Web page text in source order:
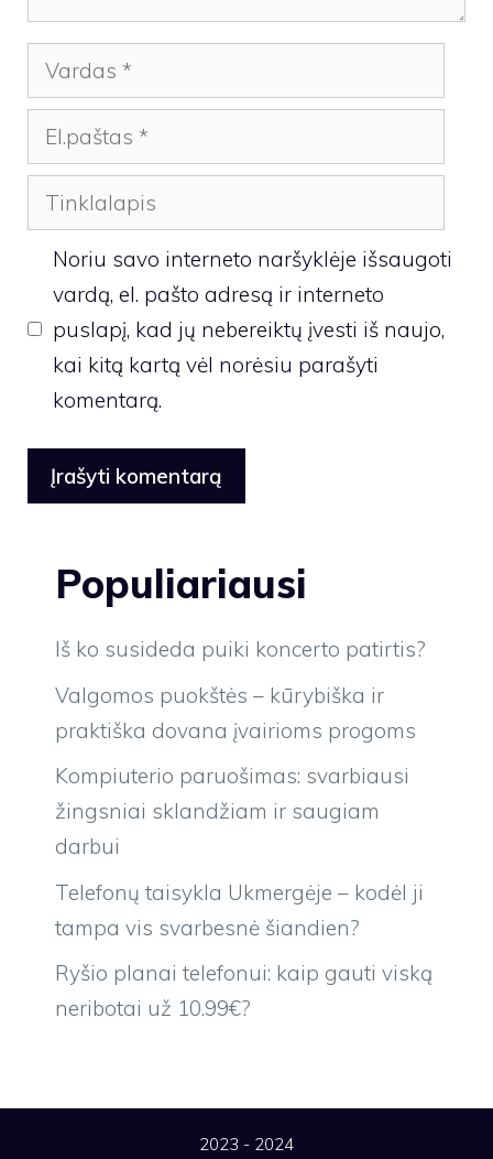
Vardas
El.paštas
Tinklalapis
Noriu savo interneto naršyklėje išsaugoti
vardą, el. pašto adresą ir interneto
puslapį, kad jų nebereiktų įvesti iš naujo,
kai kitą kartą vėl norėsiu parašyti
komentarą.
Populiariausi
Iš ko susideda puiki koncerto patirtis?
Valgomos puokštės – kūrybiška ir
praktiška dovana įvairioms progoms
Kompiuterio paruošimas: svarbiausi
žingsniai sklandžiam ir saugiam
darbui
Telefonų taisykla Ukmergėje – kodėl ji
tampa vis svarbesnė šiandien?
Ryšio planai telefonui: kaip gauti viską
neribotai už 10.99€?
2023 - 2024